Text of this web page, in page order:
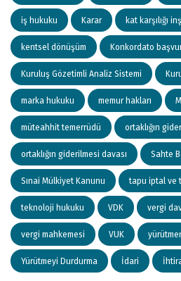
iş hukuku Karar kat karşılığı
kentsel dönüşüm Konkordato
Kuruluş Gözetimli Analiz Sistemi
marka hukuku memur hakları
müteahhit temerrüdü ortaklığın
ortaklığın giderilmesi davası Sahte
Sınai Mülkiyet Kanunu tapu iptal ve
teknoloji hukuku VDK vergi
vergi mahkemesi VUK
Yürütmeyi Durdurma İdari